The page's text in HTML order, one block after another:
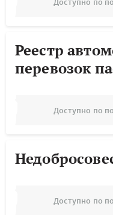
Реестр
перевозок
Доступно по
Доступно по